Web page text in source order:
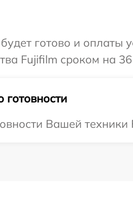
готово и
Fujifilm сроком на
Вашей техники